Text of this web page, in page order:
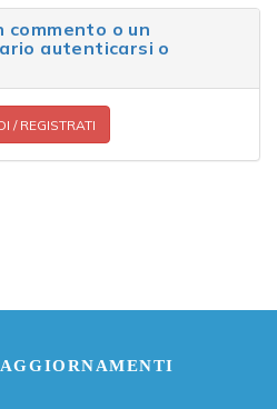
commento o un
autenticarsi o
/ REGISTRATI